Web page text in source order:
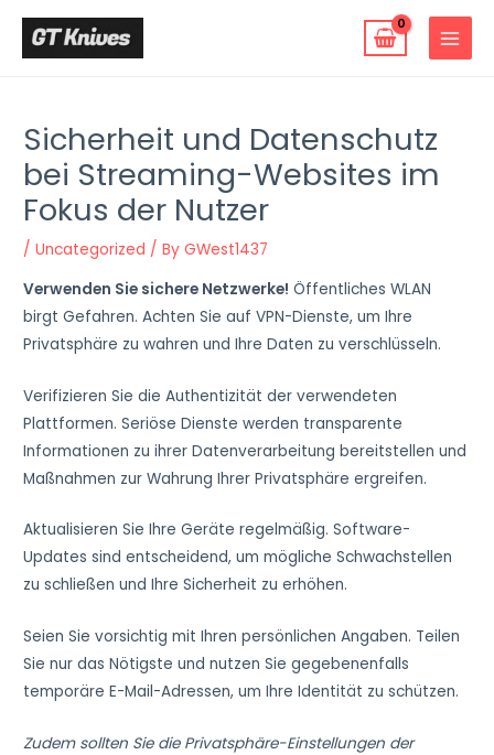
Skip
MAIN
Sicherheit und Datenschutz
bei Streaming-Websites im
Fokus der Nutzer
/Uncategorized / ByGWest1437
Verwenden Sie sichere Netzwerke! Öffentliches WLAN
birgt Gefahren. Achten Sie auf VPN-Dienste, um Ihre
Privatsphäre zu wahren und Ihre Daten zu verschlüsseln.
Verifizieren Sie die Authentizität der verwendeten
Plattformen. Seriöse Dienste werden transparente
Informationen zu ihrer Datenverarbeitung bereitstellen und
Maßnahmen zur Wahrung Ihrer Privatsphäre ergreifen.
Aktualisieren Sie Ihre Geräte regelmäßig. Software-
Updates sind entscheidend, um mögliche Schwachstellen
zu schließen und Ihre Sicherheit zu erhöhen.
Seien Sie vorsichtig mit Ihren persönlichen Angaben. Teilen
Sie nur das Nötigste und nutzen Sie gegebenenfalls
temporäre E-Mail-Adressen, um Ihre Identität zu schützen.
Zudem sollten Sie die Privatsphäre-Einstellungen der